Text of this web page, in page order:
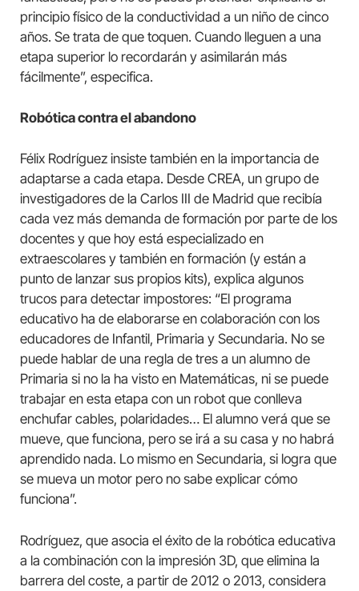
principio físico de la conductividad a un niño de cinco
años. Se trata de que toquen. Cuando lleguen a una
etapa superior lo recordarán y asimilarán más
fácilmente”, especifica.
Robótica contra el abandono
Félix Rodríguez insiste también en la importancia de
adaptarse a cada etapa. Desde CREA, un grupo de
investigadores de la Carlos III de Madrid que recibía
cada vez más demanda de formación por parte de los
docentes y que hoy está especializado en
extraescolares y también en formación (y están a
punto de lanzar sus propios kits), explica algunos
trucos para detectar impostores: “El programa
educativo ha de elaborarse en colaboración con los
educadores de Infantil, Primaria y Secundaria. No se
puede hablar de una regla de tres a un alumno de
Primaria si no la ha visto en Matemáticas, ni se puede
trabajar en esta etapa con un robot que conlleva
enchufar cables, polaridades… El alumno verá que se
mueve, que funciona, pero se irá a su casa y no habrá
aprendido nada. Lo mismo en Secundaria, si logra que
se mueva un motor pero no sabe explicar cómo
funciona”.
Rodríguez, que asocia el éxito de la robótica educativa
a la combinación con la impresión 3D, que elimina la
barrera del coste, a partir de 2012 o 2013, considera